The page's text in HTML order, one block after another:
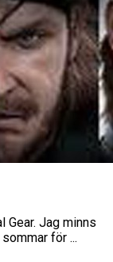
Gear. Jag minns
för ...